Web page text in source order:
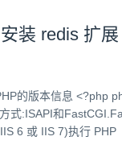
装 redis 扩展
的版本信息 <?php
式:ISAPI和
6 或 IIS 7)执行 PHP